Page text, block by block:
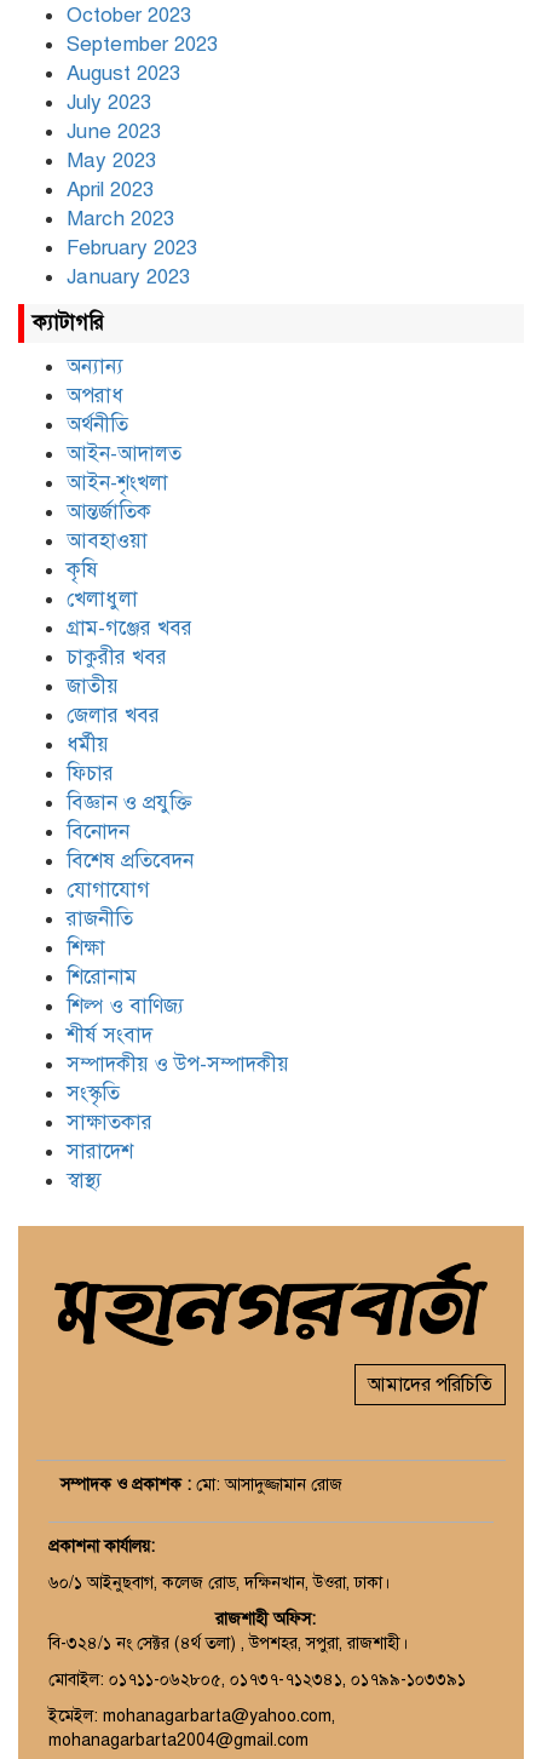
October 2023
September 2023
August 2023
July 2023
June 2023
May 2023
April 2023
March 2023
February 2023
January 2023
ক্যাটাগরি
অন্যান্য
অপরাধ
অর্থনীতি
আইন-আদালত
আইন-শৃংখলা
আন্তর্জাতিক
আবহাওয়া
কৃষি
খেলাধুলা
গ্রাম-গঞ্জের খবর
চাকুরীর খবর
জাতীয়
জেলার খবর
ধর্মীয়
ফিচার
বিজ্ঞান ও প্রযুক্তি
বিনোদন
বিশেষ প্রতিবেদন
যোগাযোগ
রাজনীতি
শিক্ষা
শিরোনাম
শিল্প ও বাণিজ্য
শীর্ষ সংবাদ
সম্পাদকীয় ও উপ-সম্পাদকীয়
সংস্কৃতি
সাক্ষাতকার
সারাদেশ
স্বাস্থ্য
আমাদের পরিচিতি
সম্পাদক ও প্রকাশক : মো: আসাদুজ্জামান রোজ
প্রকাশনা কার্যালয়:
৬০/১ আইনুছবাগ, কলেজ রোড, দক্ষিনখান, উওরা, ঢাকা।
রাজশাহী অফিস:
বি-৩২৪/১ নং সেক্টর (৪র্থ তলা) , উপশহর, সপুরা, রাজশাহী।
মোবাইল: ০১৭১১-০৬২৮০৫, ০১৭৩৭-৭১২৩৪১, ০১৭৯৯-১০৩৩৯১
ইমেইল: mohanagarbarta@yahoo.com,
mohanagarbarta2004@gmail.com